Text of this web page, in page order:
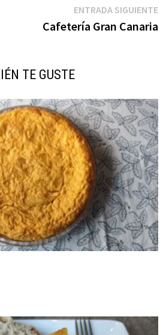
ENTRADA SIGUIENTE
Cafetería Gran Canaria
TE GUSTE